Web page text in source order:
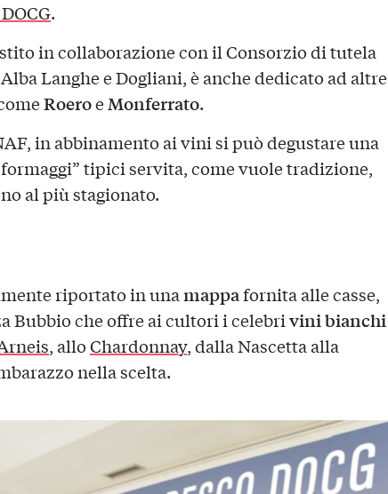
.
in collaborazione con il Consorzio di tutela
Langhe e Dogliani, è anche dedicato ad altre
RoeroeMonferrato.
in abbinamento ai vini si può degustare una
tipici servita, come vuole tradizione,
al più stagionato.
riportato in unamappafornita alle casse,
Bubbio che offre ai cultori i celebrivini bianchi
, alloChardonnay, dalla Nascetta alla
nella scelta.